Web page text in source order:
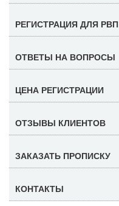
РЕГИСТРАЦИЯ ДЛЯ РВП
ОТВЕТЫ НА ВОПРОСЫ
ЦЕНА РЕГИСТРАЦИИ
ОТЗЫВЫ КЛИЕНТОВ
ЗАКАЗАТЬ ПРОПИСКУ
КОНТАКТЫ